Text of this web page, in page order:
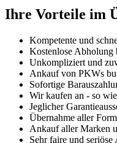
Ihre Vorteile im
Kompetente und
Kostenlose Abholung
Unkompliziert und
Ankauf von PKWs
Sofortige
Wir kaufen an - so wie
Jeglicher
Übernahme aller
Ankauf aller Marken
Sehr faire und seriöse